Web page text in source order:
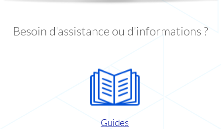
Besoin d'assistance ou d'informations ?
Guides